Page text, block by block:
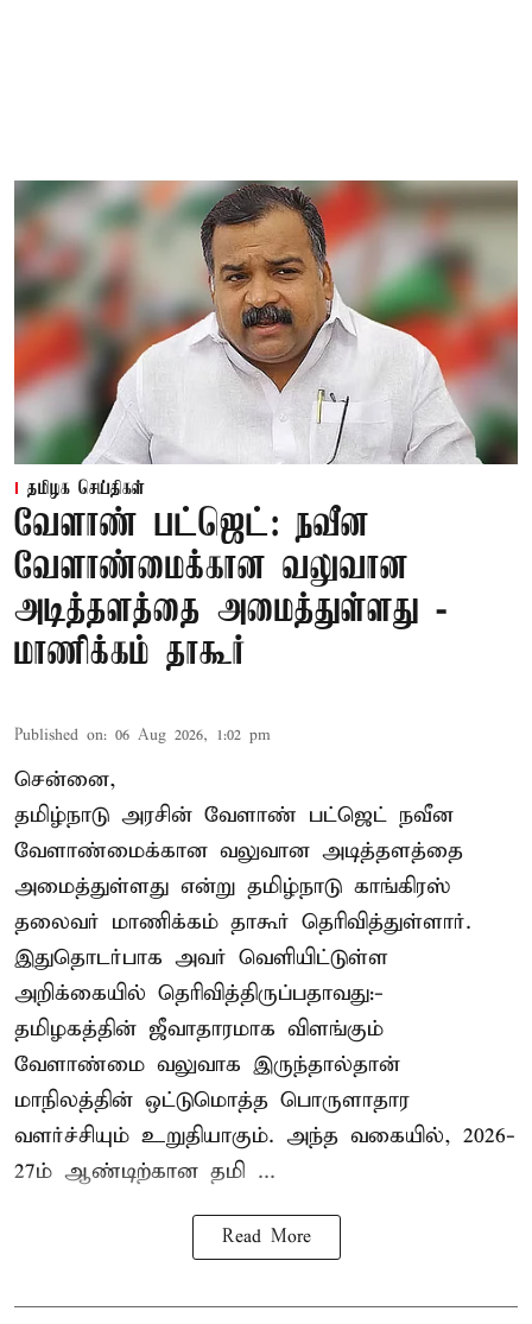
தமிழக செய்திகள்
வேளாண் பட்ஜெட்: நவீன
வேளாண்மைக்கான வலுவான
அடித்தளத்தை அமைத்துள்ளது -
மாணிக்கம் தாகூர்
Published on: 06 Aug 2026, 1:02 pm
சென்னை,
தமிழ்நாடு அரசின் வேளாண் பட்ஜெட் நவீன
வேளாண்மைக்கான வலுவான அடித்தளத்தை
அமைத்துள்ளது என்று தமிழ்நாடு காங்கிரஸ்
தலைவர் மாணிக்கம் தாகூர் தெரிவித்துள்ளார்.
இதுதொடர்பாக அவர் வெளியிட்டுள்ள
அறிக்கையில் தெரிவித்திருப்பதாவது:-
தமிழகத்தின் ஜீவாதாரமாக விளங்கும்
வேளாண்மை வலுவாக இருந்தால்தான்
மாநிலத்தின் ஒட்டுமொத்த பொருளாதார
வளர்ச்சியும் உறுதியாகும். அந்த வகையில், 2026-
27ம் ஆண்டிற்கான தமி ...
Read More